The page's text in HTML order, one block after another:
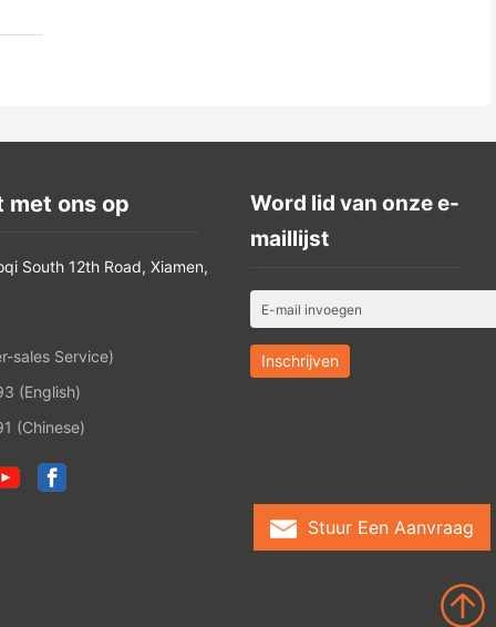
met ons op
South 12th Road, Xiamen,
sales Service)
(English)
(Chinese)
Word lid van onze e-
maillijst
Stuur Een Aanvraag